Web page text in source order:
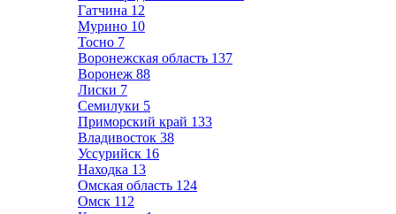
Гатчина 12
Мурино 10
Тосно 7
Воронежская область 137
Воронеж 88
Лиски 7
Семилуки 5
Приморский край 133
Владивосток 38
Уссурийск 16
Находка 13
Омская область 124
Омск 112